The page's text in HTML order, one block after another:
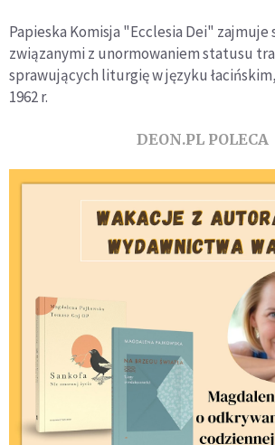
Papieska Komisja "Ecclesia Dei" zajmuje
związanymi z unormowaniem statusu
sprawujących liturgię w języku
1962 r.
DEON.PL POLECA